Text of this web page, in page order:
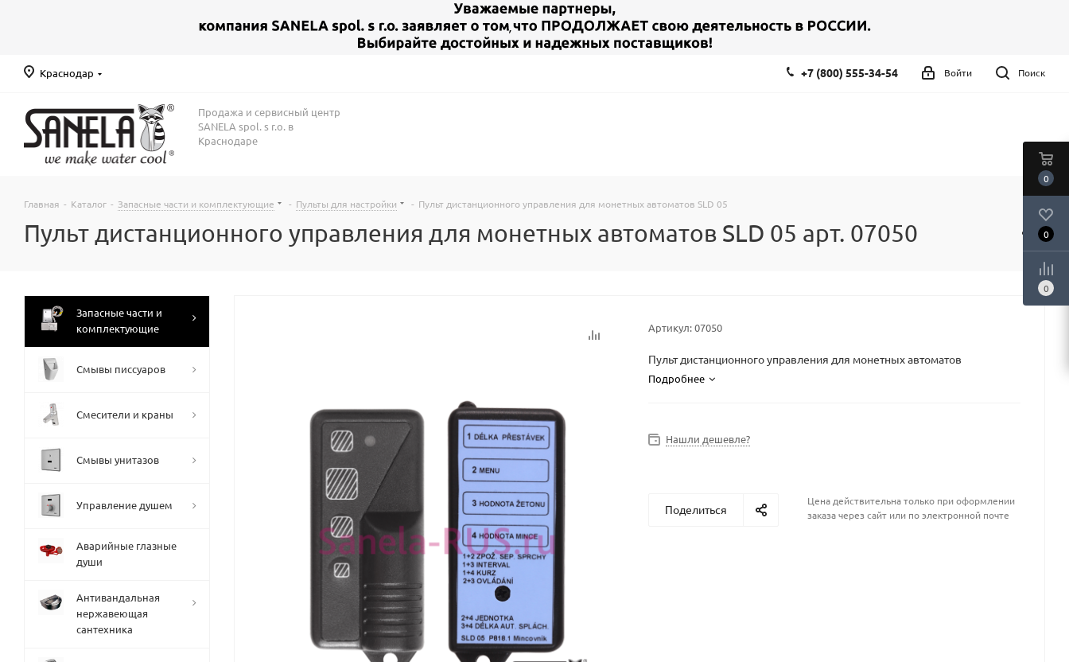
Краснодар Поиск
Войти
+7 (800) 555-34-54
Продажа и сервисный центр
SANELA spol. s r.o. в
Краснодаре
Главная - Каталог - Запасные части и комплектующие - Пульты для настройки - Пульт дистанционного управления для монетных автоматов SLD 05
Пульт дистанционного управления для монетных автоматов SLD 05 арт. 07050
Артикул:07050
Пульт дистанционного управления для монетных автоматов
Подробнее
Нашли дешевле?
Поделиться
Цена действительна только при оформлении
заказа через сайт или по электронной почте
Запасные части и
комплектующие
Смывы писсуаров
Смесители и краны
Смывы унитазов
Управление душем
Аварийные глазные
души
Антивандальная
нержавеющая
сантехника
0
0
0